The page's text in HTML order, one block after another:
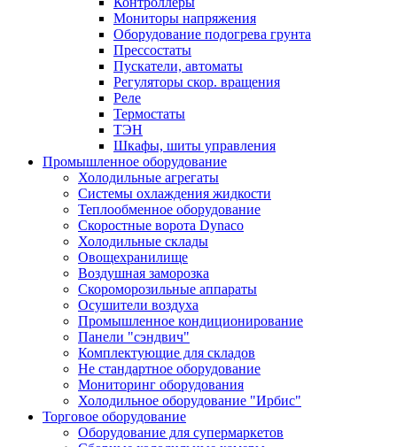
Мониторы напряжения
Оборудование подогрева грунта
Прессостаты
Пускатели, автоматы
Регуляторы скор. вращения
Реле
Термостаты
ТЭН
Шкафы, шиты управления
Промышленное оборудование
Холодильные агрегаты
Системы охлаждения жидкости
Теплообменное оборудование
Скоростные ворота Dynaco
Холодильные склады
Овощехранилище
Воздушная заморозка
Скороморозильные аппараты
Осушители воздуха
Промышленное кондиционирование
Панели "сэндвич"
Комплектующие для складов
Не стандартное оборудование
Мониторинг оборудования
Холодильное оборудование "Ирбис"
Торговое оборудование
Оборудование для супермаркетов